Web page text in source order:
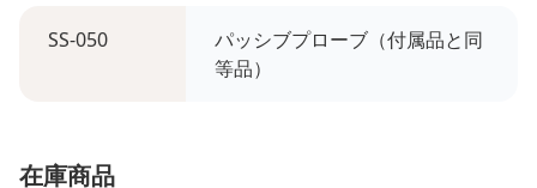
SS-050
パッシブプローブ（付属品と同
等品）
在庫商品